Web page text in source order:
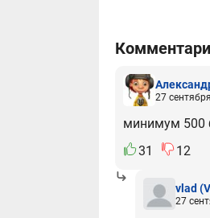
27
минимум 500
31
12
vlad
27